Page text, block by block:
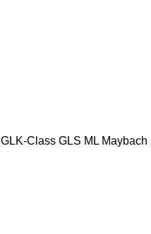
GLK-Class GLS ML Maybach